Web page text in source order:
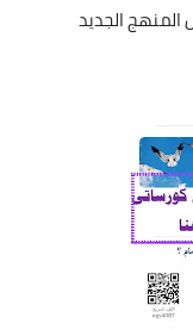
المنهج الجديد